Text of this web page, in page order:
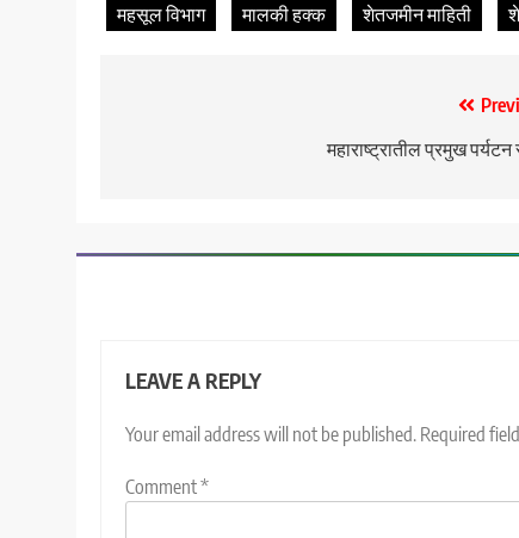
महसूल विभाग
मालकी हक्क शेतजमीन माहिती
महाराष्ट्रातील प्रमुख
LEAVE A REPLY
Your email address will not be published. Required
Comment*